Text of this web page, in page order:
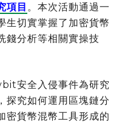
項目 。本次活動通過一
生切實掌握了加密貨幣
錢分析等相關實操技
安全入侵事件為研究
探究如何運用區塊鏈分
密貨幣混幣工具形成的